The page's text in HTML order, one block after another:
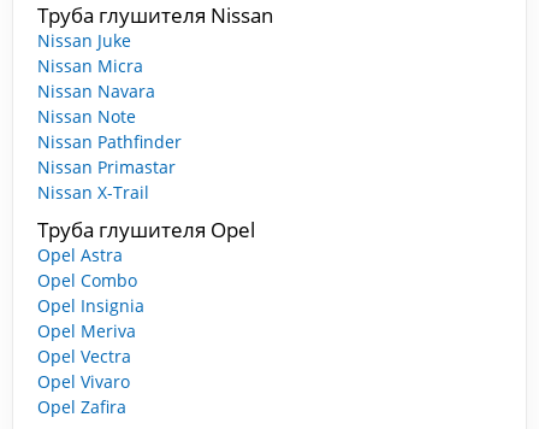
Труба глушителя Nissan
Nissan Juke
Nissan Micra
Nissan Navara
Nissan Note
Nissan Pathfinder
Nissan Primastar
Nissan X-Trail
Труба глушителя Opel
Opel Astra
Opel Combo
Opel Insignia
Opel Meriva
Opel Vectra
Opel Vivaro
Opel Zafira